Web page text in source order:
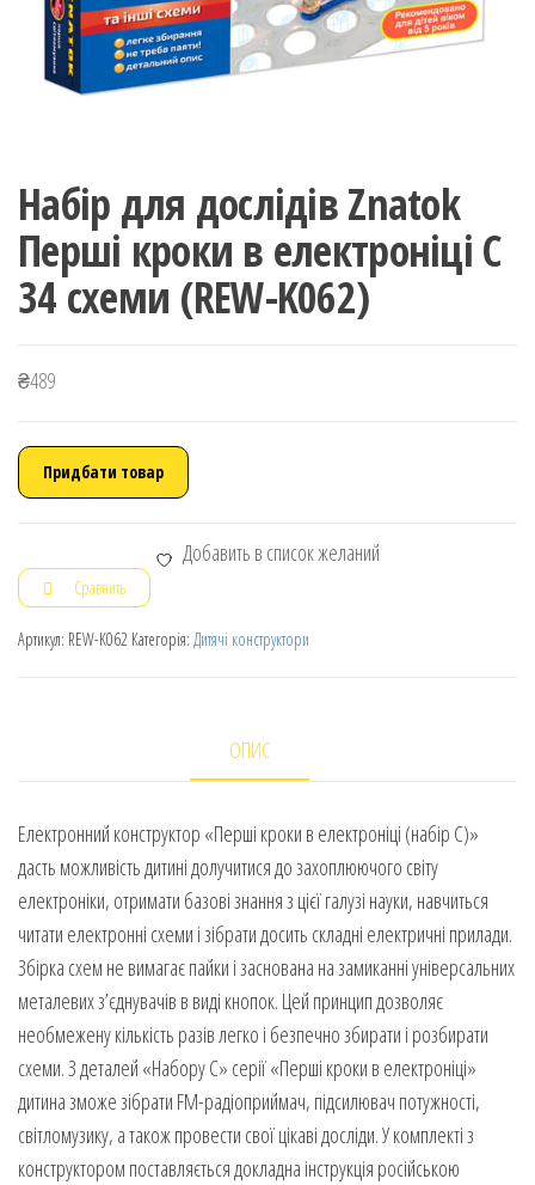
Набір для дослідів Znatok
Перші кроки в електроніці C
34 схеми (REW-K062)
₴489
Придбати товар
Добавить в список желаний
Сравнить
Артикул: REW-K062 Категорія: Дитячі конструктори
ОПИС
Електронний конструктор «Перші кроки в електроніці (набір С)»
дасть можливість дитині долучитися до захоплюючого світу
електроніки, отримати базові знання з цієї галузі науки, навчиться
читати електронні схеми і зібрати досить складні електричні прилади.
Збірка схем не вимагає пайки і заснована на замиканні універсальних
металевих з’єднувачів в виді кнопок. Цей принцип дозволяє
необмежену кількість разів легко і безпечно збирати і розбирати
схеми. З деталей «Набору С» серії «Перші кроки в електроніці»
дитина зможе зібрати FM-радіоприймач, підсилювач потужності,
світломузику, а також провести свої цікаві досліди. У комплекті з
конструктором поставляється докладна інструкція російською